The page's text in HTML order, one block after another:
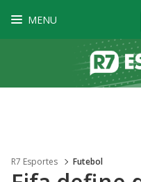
MENU
R7 Esportes Futebol